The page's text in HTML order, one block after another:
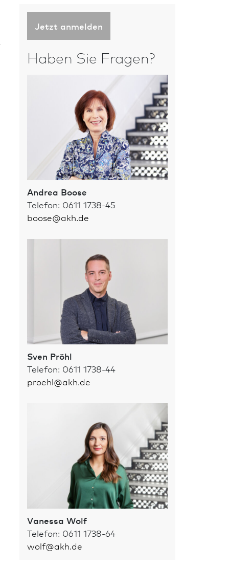
Jetzt anmelden
Haben Sie Fragen?
Andrea Boose
Telefon: 0611 1738-45
boose@akh.de
Sven Pröhl
Telefon: 0611 1738-44
proehl@akh.de
Vanessa Wolf
Telefon: 0611 1738-64
wolf@akh.de